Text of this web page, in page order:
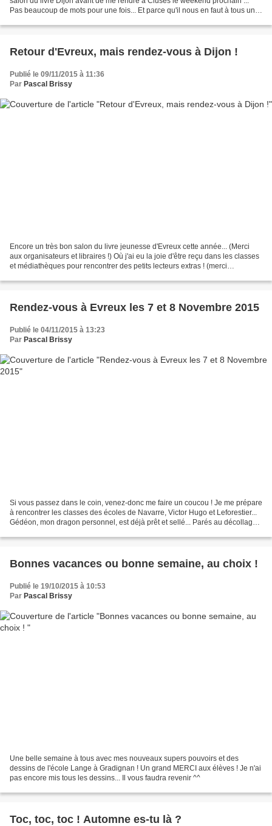
Pas beaucoup de mots pour une fois... Et parce qu'il nous en faut à tous une
Retour d'Evreux, mais rendez-vous à Dijon !
Publié le 09/11/2015 à 11:36
Par Pascal Brissy
Encore un très bon salon du livre jeunesse d'Evreux cette année... (Merci
aux organisateurs et libraires !) Où j'ai eu la joie d'être reçu dans les classes
et médiathèques pour rencontrer des petits lecteurs extras ! (merci
Rendez-vous à Evreux les 7 et 8 Novembre 2015
Publié le 04/11/2015 à 13:23
Par Pascal Brissy
Si vous passez dans le coin, venez-donc me faire un coucou ! Je me prépare
à rencontrer les classes des écoles de Navarre, Victor Hugo et Leforestier...
Gédéon, mon dragon personnel, est déjà prêt et sellé... Parés au décollage !
Bonnes vacances ou bonne semaine, au choix !
Publié le 19/10/2015 à 10:53
Par Pascal Brissy
Une belle semaine à tous avec mes nouveaux supers pouvoirs et des
dessins de l'école Lange à Gradignan ! Un grand MERCI aux élèves ! Je n'ai
pas encore mis tous les dessins... Il vous faudra revenir ^^
Toc, toc, toc ! Automne es-tu là ?